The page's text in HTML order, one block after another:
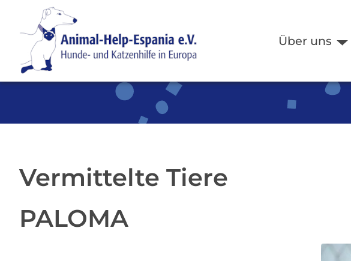
SKIP TO MAIN CONTENT
Über uns
Vermittelte Tiere
PALOMA